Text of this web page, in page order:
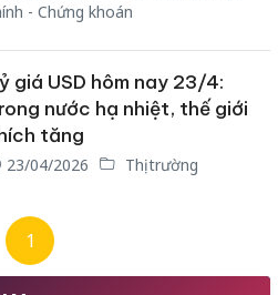
- Chứng khoán
giá USD hôm nay 23/4:
nước hạ nhiệt, thế giới
tăng
23/04/2026 Thị trường
1